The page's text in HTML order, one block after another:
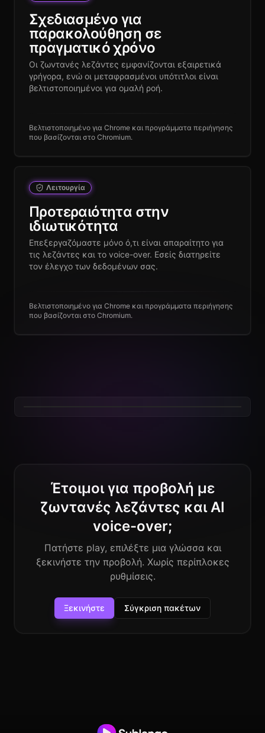
Σχεδιασμένο για
παρακολούθηση σε
πραγματικό χρόνο
Οι ζωντανές λεζάντες εμφανίζονται εξαιρετικά
γρήγορα, ενώ οι μεταφρασμένοι υπότιτλοι είναι
βελτιστοποιημένοι για ομαλή ροή.
Βελτιστοποιημένο για Chrome και προγράμματα περιήγησης
που βασίζονται στο Chromium.
Λειτουργία
Προτεραιότητα στην
ιδιωτικότητα
Επεξεργαζόμαστε μόνο ό,τι είναι απαραίτητο για
τις λεζάντες και το voice-over. Εσείς διατηρείτε
τον έλεγχο των δεδομένων σας.
Βελτιστοποιημένο για Chrome και προγράμματα περιήγησης
που βασίζονται στο Chromium.
Έτοιμοι για προβολή με
ζωντανές λεζάντες και AI
voice-over;
Πατήστε play, επιλέξτε μια γλώσσα και
ξεκινήστε την προβολή. Χωρίς περίπλοκες
ρυθμίσεις.
Ξεκινήστε Σύγκριση πακέτων